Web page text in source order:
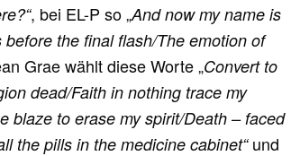
, bei EL-P so „And now my name is
the final flash/The emotion of
Grae wählt diese Worte „Convert to
dead/Faith in nothing trace my
blaze to erase my spirit/Death – faced
the pills in the medicine cabinet“und